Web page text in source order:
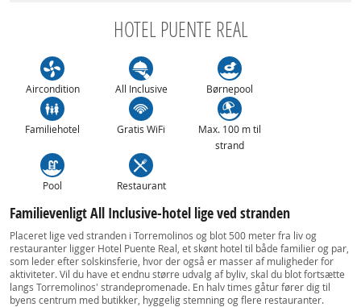
HOTEL PUENTE REAL
Aircondition All Inclusive Børnepool
Familiehotel Gratis WiFi
Max. 100 m til
strand
Pool Restaurant
Familievenligt All Inclusive-hotel lige ved stranden
Placeret lige ved stranden i Torremolinos og blot 500 meter fra liv og
restauranter ligger Hotel Puente Real, et skønt hotel til både familier og par,
som leder efter solskinsferie, hvor der også er masser af muligheder for
aktiviteter. Vil du have et endnu større udvalg af byliv, skal du blot fortsætte
langs Torremolinos' strandepromenade. En halv times gåtur fører dig til
byens centrum med butikker, hyggelig stemning og flere restauranter.